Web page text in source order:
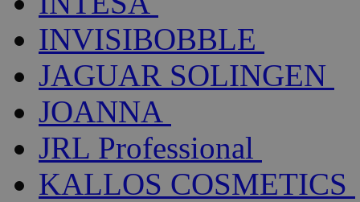
INVISIBOBBLE
JAGUAR SOLINGEN
JOANNA
JRL Professional
KALLOS COSMETICS